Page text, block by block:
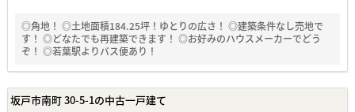
◎角地！ ◎土地面積184.25坪！ゆとりの広さ！ ◎建築条件なし売地で
す！ ◎どなたでも再建築できます！ ◎お好みのハウスメーカーでどう
ぞ！ ◎若葉駅よりバス便あり！
坂戸市南町 30-5-1の中古一戸建て